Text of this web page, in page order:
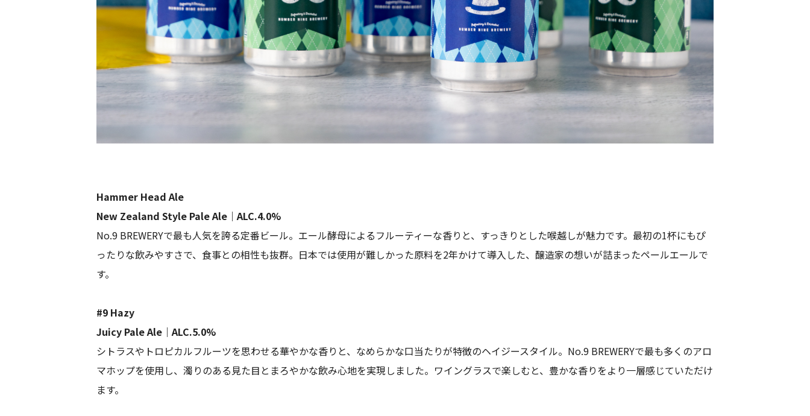
Hammer Head Ale
New Zealand Style Pale Ale｜ALC.4.0%
No.9 BREWERYで最も人気を誇る定番ビール。エール酵母によるフルーティーな香りと、すっきりとした喉越しが魅力です。最初の1杯にもぴ
ったりな飲みやすさで、食事との相性も抜群。日本では使用が難しかった原料を2年かけて導入した、醸造家の想いが詰まったペールエールで
す。
#9 Hazy
Juicy Pale Ale｜ALC.5.0%
シトラスやトロピカルフルーツを思わせる華やかな香りと、なめらかな口当たりが特徴のヘイジースタイル。No.9 BREWERYで最も多くのアロ
マホップを使用し、濁りのある見た目とまろやかな飲み心地を実現しました。ワイングラスで楽しむと、豊かな香りをより一層感じていただけ
ます。